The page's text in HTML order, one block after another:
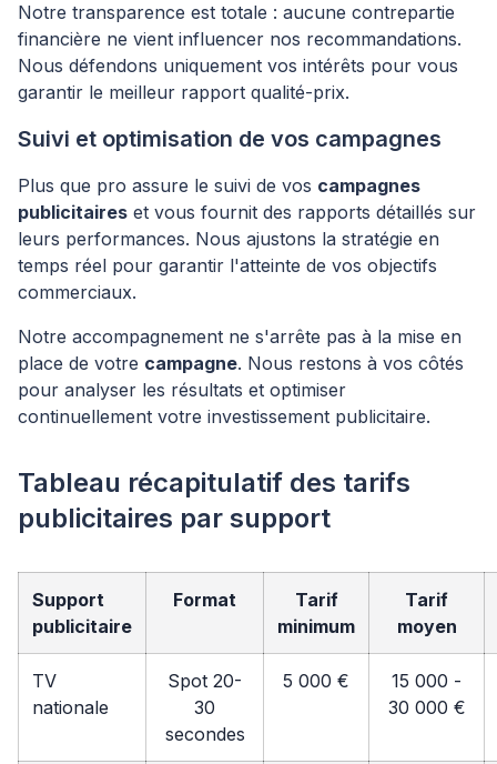
Notre transparence est totale : aucune contrepartie
financière ne vient influencer nos recommandations.
Nous défendons uniquement vos intérêts pour vous
garantir le meilleur rapport qualité-prix.
Suivi et optimisation de vos campagnes
Plus que pro assure le suivi de vos campagnes
publicitaires et vous fournit des rapports détaillés sur
leurs performances. Nous ajustons la stratégie en
temps réel pour garantir l'atteinte de vos objectifs
commerciaux.
Notre accompagnement ne s'arrête pas à la mise en
place de votre campagne. Nous restons à vos côtés
pour analyser les résultats et optimiser
continuellement votre investissement publicitaire.
Tableau récapitulatif des tarifs
publicitaires par support
Support
publicitaire
Format
Tarif
minimum
Tarif
moyen
TV
nationale
Spot 20-
30
secondes
5 000 €
15 000 -
30 000 €